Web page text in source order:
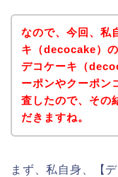
なので、今回、私
キ（decocake）
デコケーキ（
ーポンやクーポン
査したので、その
だきますね。
まず、私自身、【